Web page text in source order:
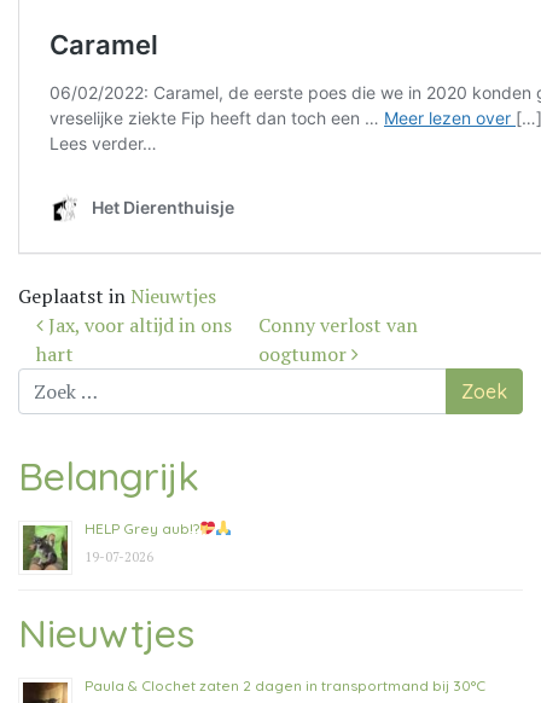
Geplaatst in Nieuwtjes
Bericht
navigatie
Jax, voor altijd in ons
hart
Conny verlost van
oogtumor
Zoek
naar:
Belangrijk
HELP Grey aub!?
19-07-2026
Nieuwtjes
Paula & Clochet zaten 2 dagen in transportmand bij 30°C